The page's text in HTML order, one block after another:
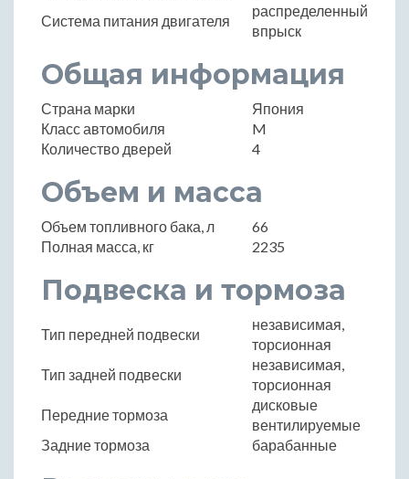
Система питания двигателя
распределенный
впрыск
Общая информация
Страна марки
Япония
Класс автомобиля
M
Количество дверей
4
Объем и масса
Объем топливного бака, л
66
Полная масса, кг
2235
Подвеска и тормоза
Тип передней подвески
независимая,
торсионная
Тип задней подвески
независимая,
торсионная
Передние тормоза
дисковые
вентилируемые
Задние тормоза
барабанные